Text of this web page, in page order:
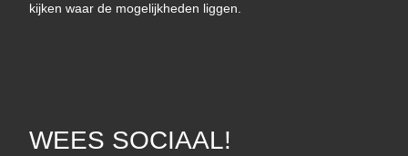
kijken waar de mogelijkheden liggen.
WEES SOCIAAL!